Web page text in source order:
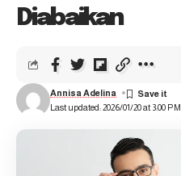
Diabaikan
Last updated: 2026/01/20 at 3:00 PM
Annisa Adelina